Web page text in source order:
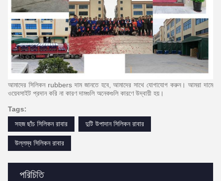
পরিচিতি
আমাদের সিলিকন rubbers দাম জানতে হবে, আমাদের সাথে যোগাযোগ করুন। আমরা দামে
ওয়েবসাইট প্রদান করি না কারণ দামগুলি অনেকগুলি কারণে উদ্বায়ী হয়।
Tags:
সহজ ছাঁচ সিলিকন রাবার
দুটি উপাদান সিলিকন রাবার
উল্লম্ব সিলিকন রাবার